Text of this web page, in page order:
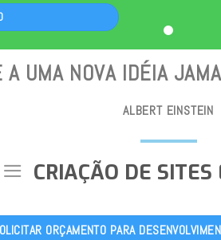
UMA NOVA IDÉIA
ALBERT EINSTEIN
CRIAÇÃO DE
ORÇAMENTO PARA